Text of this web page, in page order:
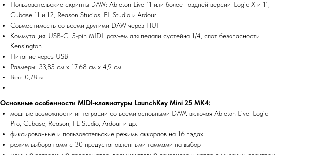
Пользовательские скрипты DAW: Ableton Live 11 или более поздней версии, Logic X и 11,
Cubase 11 и 12, Reason Studios, FL Studio и Ardour
Совместимость со всеми другими DAW через HUI
Коммутация: USB-C, 5-pin MIDI, разъем для педали сустейна 1/4, cлот безопасности
Kensington
Питание через USB
Размеры: 33,85 см х 17,68 см х 4,9 см
Вес: 0,78 кг
Основные особенности MIDI-клавиатуры LaunchKey Mini 25 MK4:
мощные возможности интеграции со всеми основными DAW, включая Ableton Live, Logic
Pro, Cubase, Reason, FL Studio, Ardour и др.
фиксированные и пользовательские режимы аккордов на 16 пэдах
режим выбора гамм с 30 предустановленными гаммами на выбор